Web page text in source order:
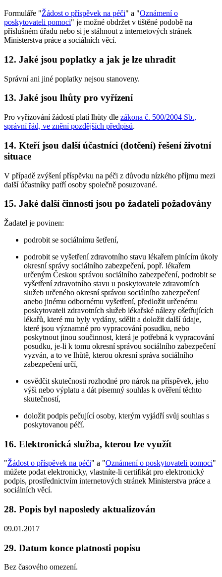
Formuláře "Žádost o příspěvek na péči" a "Oznámení o
poskytovateli pomoci" je možné obdržet v tištěné podobě na
příslušném úřadu nebo si je stáhnout z internetových stránek
Ministerstva práce a sociálních věcí.
12. Jaké jsou poplatky a jak je lze uhradit
Správní ani jiné poplatky nejsou stanoveny.
13. Jaké jsou lhůty pro vyřízení
Pro vyřizování žádostí platí lhůty dle zákona č. 500/2004 Sb.,
správní řád, ve znění pozdějších předpisů.
14. Kteří jsou další účastníci (dotčení) řešení životní
situace
V případě zvýšení příspěvku na péči z důvodu nízkého příjmu mezi
další účastníky patří osoby společně posuzované.
15. Jaké další činnosti jsou po žadateli požadovány
Žadatel je povinen:
podrobit se sociálnímu šetření,
podrobit se vyšetření zdravotního stavu lékařem plnícím úkoly
okresní správy sociálního zabezpečení, popř. lékařem
určeným Českou správou sociálního zabezpečení, podrobit se
vyšetření zdravotního stavu u poskytovatele zdravotních
služeb určeného okresní správou sociálního zabezpečení
anebo jinému odbornému vyšetření, předložit určenému
poskytovateli zdravotních služeb lékařské nálezy ošetřujících
lékařů, které mu byly vydány, sdělit a doložit další údaje,
které jsou významné pro vypracování posudku, nebo
poskytnout jinou součinnost, která je potřebná k vypracování
posudku, je-li k tomu okresní správou sociálního zabezpečení
vyzván, a to ve lhůtě, kterou okresní správa sociálního
zabezpečení určí,
osvědčit skutečnosti rozhodné pro nárok na příspěvek, jeho
výši nebo výplatu a dát písemný souhlas k ověření těchto
skutečností,
doložit podpis pečující osoby, kterým vyjádří svůj souhlas s
poskytovanou péčí.
16. Elektronická služba, kterou lze využít
"Žádost o příspěvek na péči" a "Oznámení o poskytovateli pomoci"
můžete podat elektronicky, vlastníte-li certifikát pro elektronický
podpis, prostřednictvím internetových stránek Ministerstva práce a
sociálních věcí.
28. Popis byl naposledy aktualizován
09.01.2017
29. Datum konce platnosti popisu
Bez časového omezení.